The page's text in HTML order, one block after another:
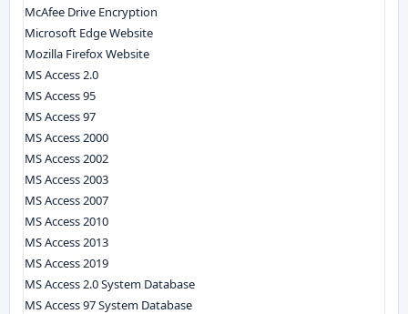
McAfee Drive Encryption
Microsoft Edge Website
Mozilla Firefox Website
MS Access 2.0
MS Access 95
MS Access 97
MS Access 2000
MS Access 2002
MS Access 2003
MS Access 2007
MS Access 2010
MS Access 2013
MS Access 2019
MS Access 2.0 System Database
MS Access 97 System Database